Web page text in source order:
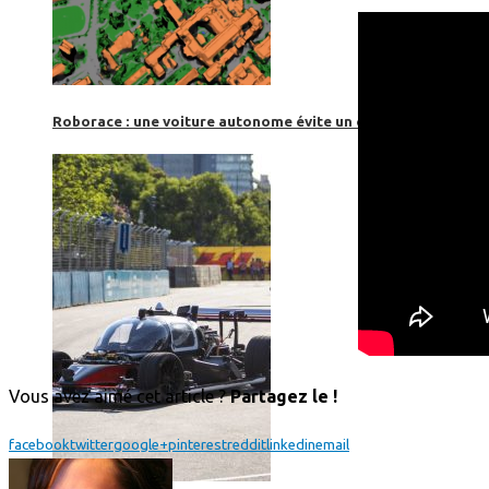
Roborace : une voiture autonome évite un chien mais se
Vous avez aimé cet article ?Partagez le !
facebooktwittergoogle+pinterestredditlinkedinemail